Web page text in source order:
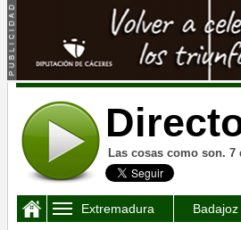
Las cosas como son. 7
Extremadura Badajoz